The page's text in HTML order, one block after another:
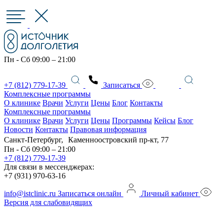
Пн - Сб 09:00 – 21:00
+7 (812) 779-17-39
Записаться
Комплексные программы
О клинике Врачи Услуги Цены Блог Контакты
Комплексные программы
О клинике Врачи Услуги Цены Программы Кейсы Блог
Новости Контакты Правовая информация
Санкт-Петербург, Каменноостровский пр-кт, 77
Пн - Сб 09:00 – 21:00
+7 (812) 779-17-39
Для связи в мессенджерах:
+7 (931) 970-63-16
info@istclinic.ru Записаться онлайн
Личный кабинет
Версия для слабовидящих